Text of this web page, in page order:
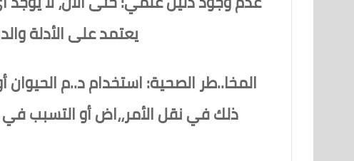
يعتمد على الأدلة
المخا..طر الصحية: استخدام د..م
ذلك في نقل الأمر،،اض أو التسبب